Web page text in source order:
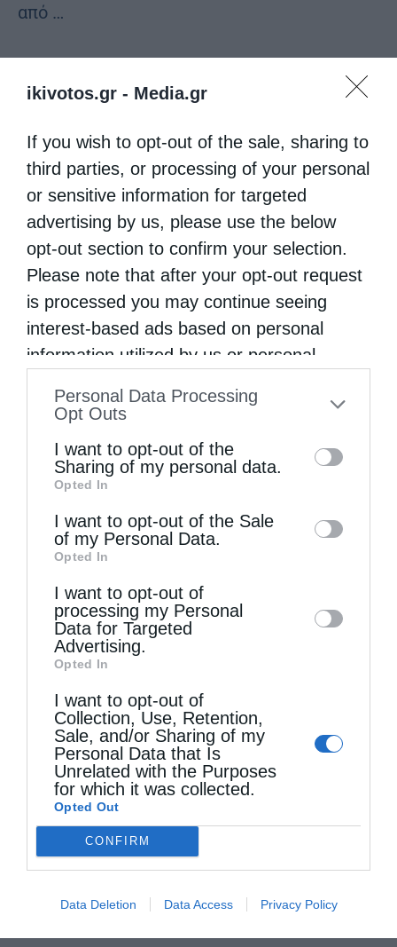
ikivotos.gr - Media.gr
If you wish to opt-out of the sale, sharing to
third parties, or processing of your personal
or sensitive information for targeted
advertising by us, please use the below
opt-out section to confirm your selection.
Please note that after your opt-out request
is processed you may continue seeing
interest-based ads based on personal
information utilized by us or personal
to your opt-out. You may separately opt-out
information by third parties on the IAB’s list
of downstream participants. This
information may also be disclosed by us to
third parties on theIAB’s List of
Downstream Participants
disclose it to other third parties.
Personal Data Processing
Opt Outs
I want to opt-out of the
Sharing of my personal data.
Opted In
I want to opt-out of the Sale
of my Personal Data.
Opted In
I want to opt-out of
processing my Personal
Data for Targeted
Advertising.
Opted In
I want to opt-out of
Collection, Use, Retention,
Sale, and/or Sharing of my
Personal Data that Is
Unrelated with the Purposes
for which it was collected.
Opted Out
CONFIRM
Data Deletion Data Access Privacy Policy
από …
Τελευταία άρθρα
Τα βράδια των Παρακλήσεων (Βίντεο)
Ο Οικουμενικός Πατριάρχης στο πανηγυρίζον
Μετόχι του Αγίου Παντελεήμονος στον Γαλατά
Δημητριάδος Ιγνάτιος: «Να φτάσουμε
προετοιμασμένοι στο Πάσχα του καλοκαιριού»